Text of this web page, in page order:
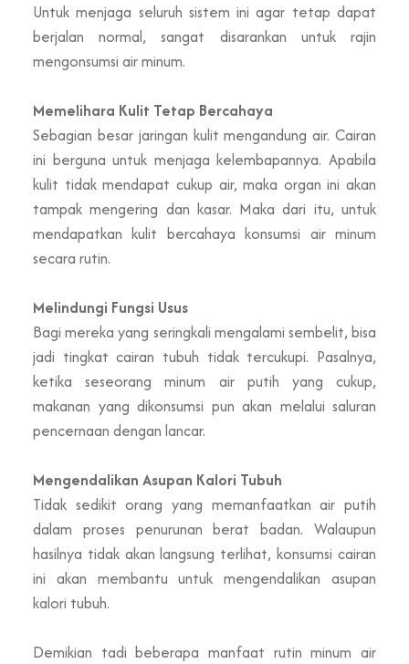
Untuk menjaga seluruh sistem ini agar tetap dapat
berjalan normal, sangat disarankan untuk rajin
mengonsumsi air minum.
Memelihara Kulit Tetap Bercahaya
Sebagian besar jaringan kulit mengandung air. Cairan
ini berguna untuk menjaga kelembapannya. Apabila
kulit tidak mendapat cukup air, maka organ ini akan
tampak mengering dan kasar. Maka dari itu, untuk
mendapatkan kulit bercahaya konsumsi air minum
secara rutin.
Melindungi Fungsi Usus
Bagi mereka yang seringkali mengalami sembelit, bisa
jadi tingkat cairan tubuh tidak tercukupi. Pasalnya,
ketika seseorang minum air putih yang cukup,
makanan yang dikonsumsi pun akan melalui saluran
pencernaan dengan lancar.
Mengendalikan Asupan Kalori Tubuh
Tidak sedikit orang yang memanfaatkan air putih
dalam proses penurunan berat badan. Walaupun
hasilnya tidak akan langsung terlihat, konsumsi cairan
ini akan membantu untuk mengendalikan asupan
kalori tubuh.
Demikian tadi beberapa manfaat rutin minum air